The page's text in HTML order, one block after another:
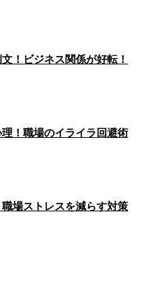
！ビジネス関係が好転！
！職場のイライラ回避術
場ストレスを減らす対策